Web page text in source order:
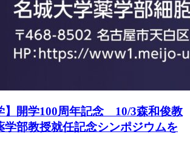
】開学100周年記念 10/3森和俊教
学部教授就任記念シンポジウムを